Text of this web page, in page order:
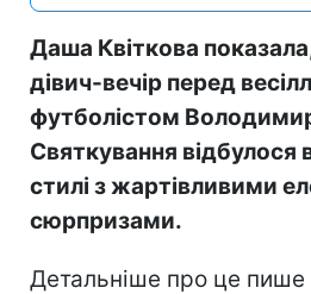
Даша Квіткова
дівич-вечір перед
футболістом
Святкування
стилі з жартівливими
сюрпризами.
Детальніше про це пише